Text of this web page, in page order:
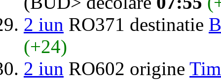
2 iun RO371 destinatie
(+24)
2 iun RO602 origine